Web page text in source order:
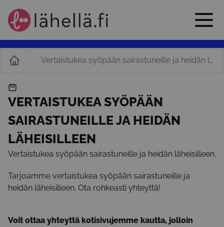
Vertaistukea syöpään sairastuneille ja heidän läheisilleen
VERTAISTUKEA SYÖPÄÄN
SAIRASTUNEILLE JA HEIDÄN
LÄHEISILLEEN
Vertaistukea syöpään sairastuneille ja heidän läheisilleen.
Tarjoamme vertaistukea syöpään sairastuneille ja
heidän läheisilleen. Ota rohkeasti yhteyttä!
Voit ottaa yhteyttä kotisivujemme kautta, jolloin